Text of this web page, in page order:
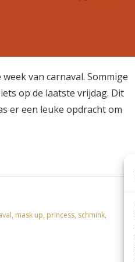
van carnaval. Sommige
op de laatste vrijdag. Dit
er een leuke opdracht om
, mask up, princess, schmink,